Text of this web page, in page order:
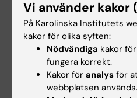
2011-2012
var jag projektledare
för Nya S:t Erik, ett
multidisciplinärt
S:t Erik, KI
och KTH som rörde
Vi använder kakor
På Karolinska Institutets
kakor för olika syften:
Nödvändiga kakor
fungera korrekt.
Kakor för analys för
webbplatsen används.